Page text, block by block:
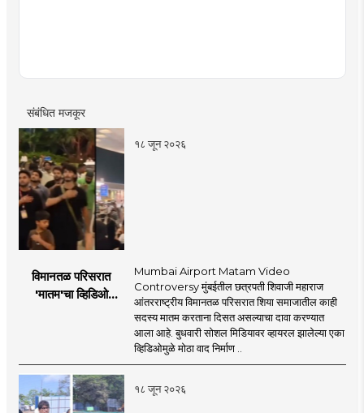
संबंधित मजकूर
१८ जून २०२६
विमानतळ परिसरात
'मातम'चा व्हिडिओ
Mumbai Airport Matam Video
Controversy मुंबईतील छत्रपती शिवाजी महाराज
आंतरराष्ट्रीय विमानतळ परिसरात शिया समाजातील काही
सदस्य मातम करताना दिसत असल्याचा दावा करण्यात
आला आहे. बुधवारी सोशल मिडियावर व्हायरल झालेल्या एका
व्हिडिओमुळे मोठा वाद निर्माण ..
१८ जून २०२६